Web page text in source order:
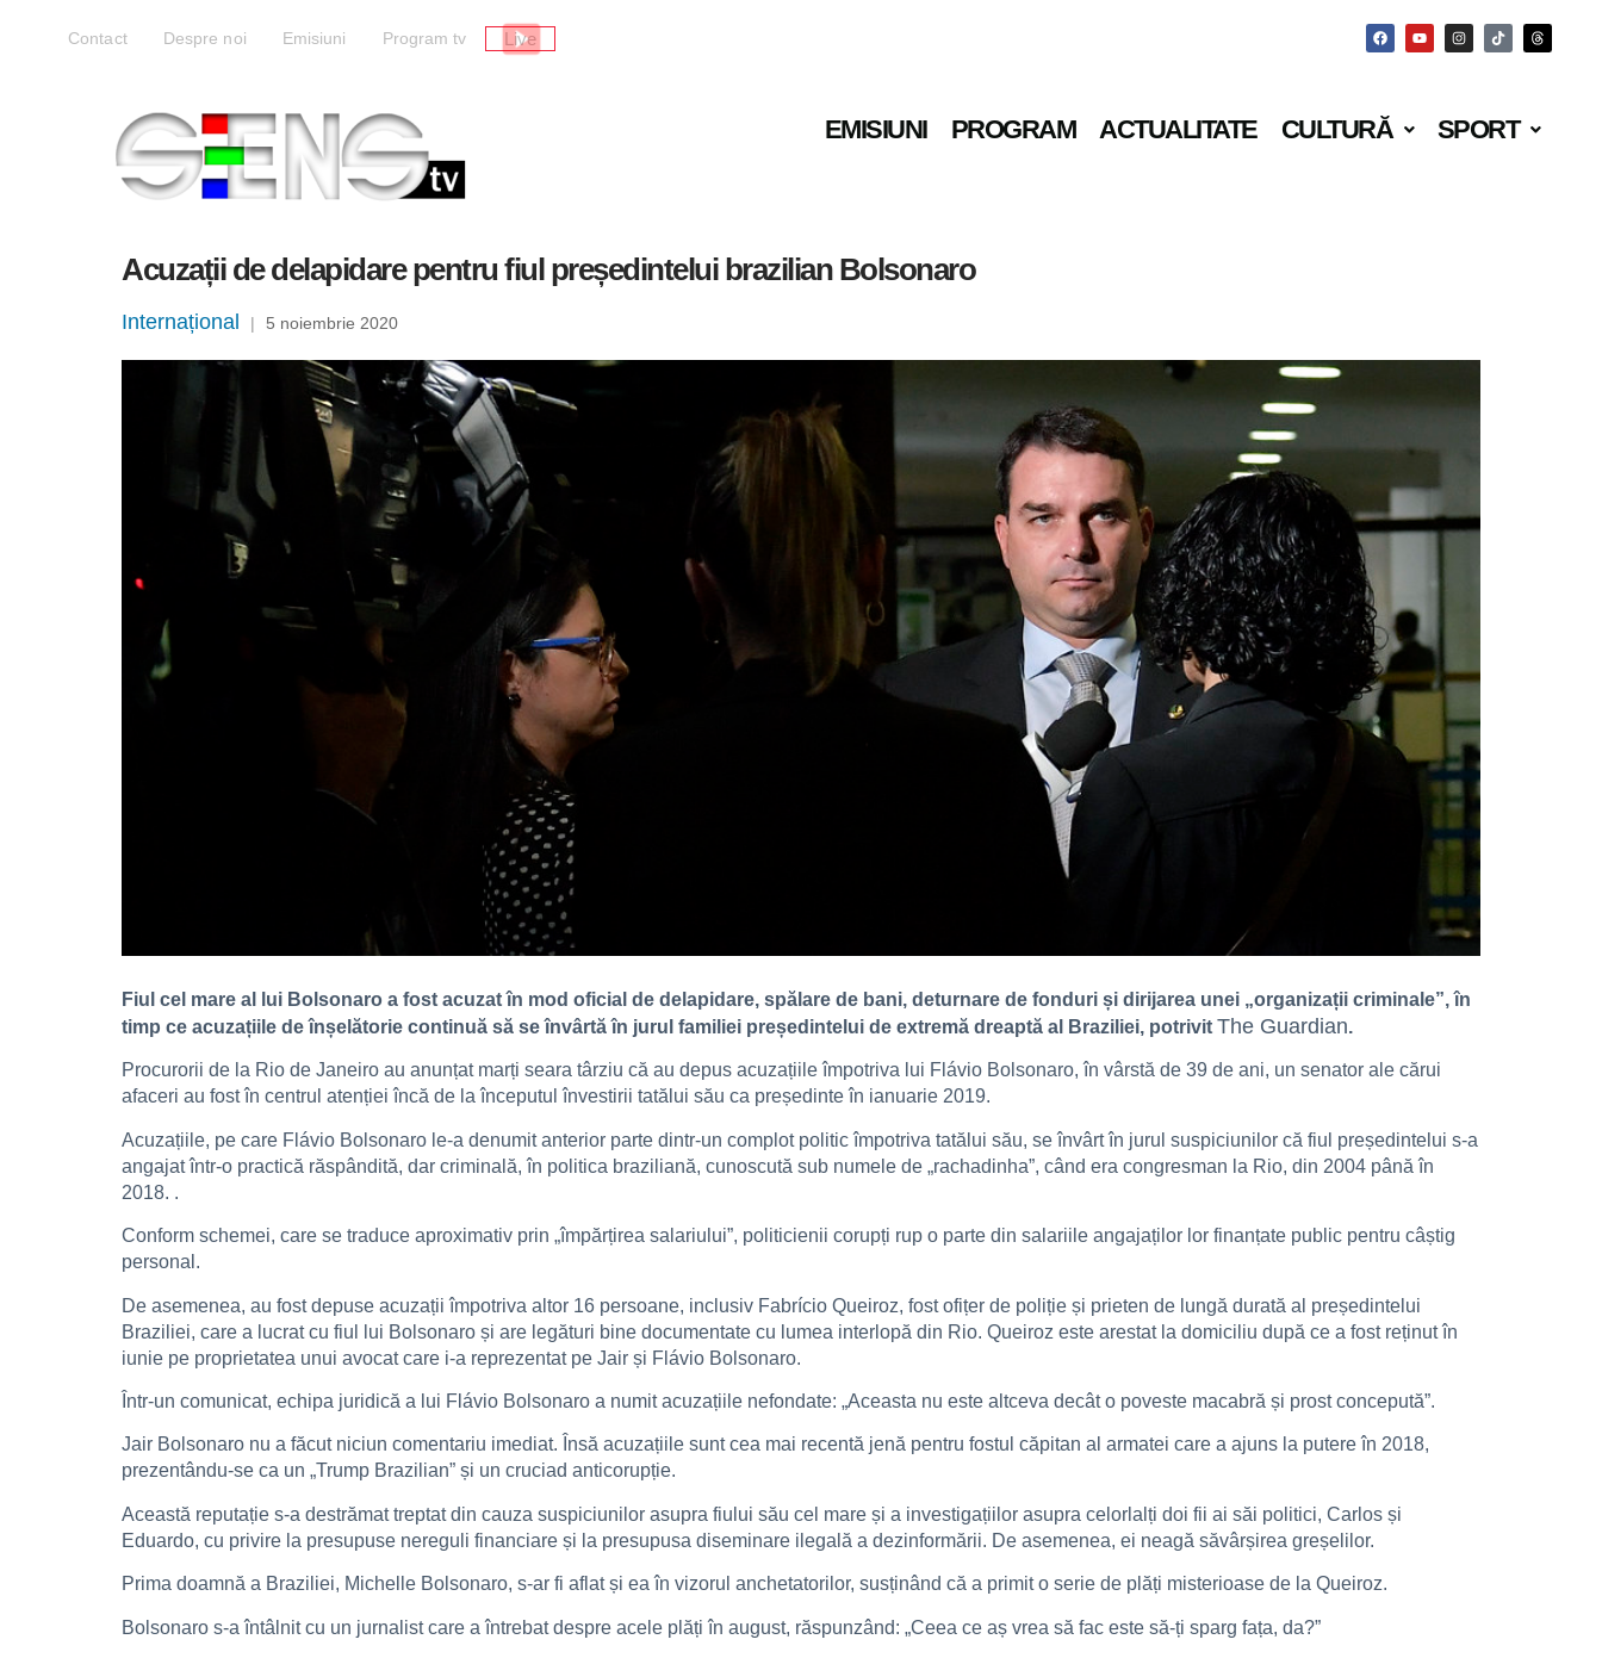
Contact Despre noi Emisiuni Program tv Live
EMISIUNI PROGRAM ACTUALITATE CULTURĂ SPORT
Acuzații de delapidare pentru fiul președintelui brazilian Bolsonaro
Internațional | 5 noiembrie 2020
Fiul cel mare al lui Bolsonaro a fost acuzat în mod oficial de delapidare, spălare de bani, deturnare de fonduri și dirijarea unei „organizații criminale”, în
timp ce acuzațiile de înșelătorie continuă să se învârtă în jurul familiei președintelui de extremă dreaptă al Braziliei, potrivit The Guardian.
Procurorii de la Rio de Janeiro au anunțat marți seara târziu că au depus acuzațiile împotriva lui Flávio Bolsonaro, în vârstă de 39 de ani, un senator ale cărui
afaceri au fost în centrul atenției încă de la începutul învestirii tatălui său ca președinte în ianuarie 2019.
Acuzațiile, pe care Flávio Bolsonaro le-a denumit anterior parte dintr-un complot politic împotriva tatălui său, se învârt în jurul suspiciunilor că fiul președintelui s-a
angajat într-o practică răspândită, dar criminală, în politica braziliană, cunoscută sub numele de „rachadinha”, când era congresman la Rio, din 2004 până în
2018. .
Conform schemei, care se traduce aproximativ prin „împărțirea salariului”, politicienii corupți rup o parte din salariile angajaților lor finanțate public pentru câștig
personal.
De asemenea, au fost depuse acuzații împotriva altor 16 persoane, inclusiv Fabrício Queiroz, fost ofițer de poliție și prieten de lungă durată al președintelui
Braziliei, care a lucrat cu fiul lui Bolsonaro și are legături bine documentate cu lumea interlopă din Rio. Queiroz este arestat la domiciliu după ce a fost reținut în
iunie pe proprietatea unui avocat care i-a reprezentat pe Jair și Flávio Bolsonaro.
Într-un comunicat, echipa juridică a lui Flávio Bolsonaro a numit acuzațiile nefondate: „Aceasta nu este altceva decât o poveste macabră și prost concepută”.
Jair Bolsonaro nu a făcut niciun comentariu imediat. Însă acuzațiile sunt cea mai recentă jenă pentru fostul căpitan al armatei care a ajuns la putere în 2018,
prezentându-se ca un „Trump Brazilian” și un cruciad anticorupție.
Această reputație s-a destrămat treptat din cauza suspiciunilor asupra fiului său cel mare și a investigațiilor asupra celorlalți doi fii ai săi politici, Carlos și
Eduardo, cu privire la presupuse nereguli financiare și la presupusa diseminare ilegală a dezinformării. De asemenea, ei neagă săvârșirea greșelilor.
Prima doamnă a Braziliei, Michelle Bolsonaro, s-ar fi aflat și ea în vizorul anchetatorilor, susținând că a primit o serie de plăți misterioase de la Queiroz.
Bolsonaro s-a întâlnit cu un jurnalist care a întrebat despre acele plăți în august, răspunzând: „Ceea ce aș vrea să fac este să-ți sparg fața, da?”